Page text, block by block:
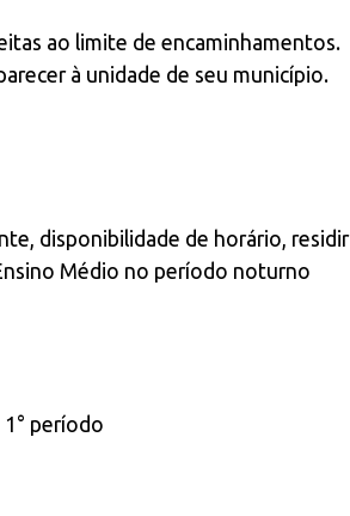
ao limite de encaminhamentos.
à unidade de seu município.
disponibilidade de horário, residir
Médio no período noturno
período